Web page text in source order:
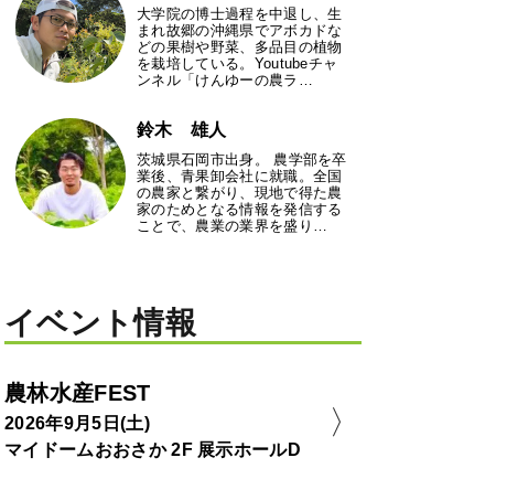
大学院の博士過程を中退し、生
まれ故郷の沖縄県でアボカドな
どの果樹や野菜、多品目の植物
を栽培している。Youtubeチャ
ンネル「けんゆーの農ラ…
鈴木 雄人
茨城県石岡市出身。 農学部を卒
業後、青果卸会社に就職。全国
の農家と繋がり、現地で得た農
家のためとなる情報を発信する
ことで、農業の業界を盛り…
イベント情報
農林水産FEST
2026年9月5日(土)
マイドームおおさか 2F 展示ホールD